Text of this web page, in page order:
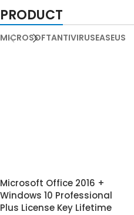
PRODUCT
MICROSOFTANTIVIRUSEASEUS
Microsoft Office 2016 +
Windows 10 Professional
Plus License Key Lifetime